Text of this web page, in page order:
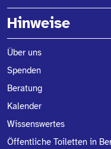
Hinweise
Über uns
Spenden
Beratung
Kalender
Wissenswertes
Öffentliche Toiletten in